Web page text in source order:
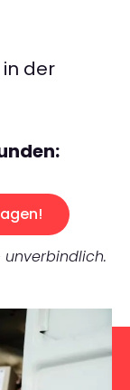
in der
unverbindlich.